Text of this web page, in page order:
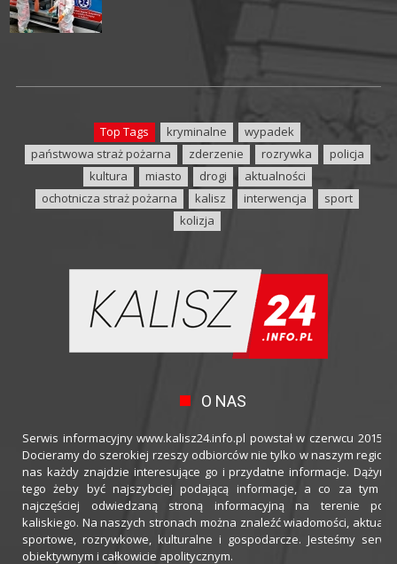
Top Tags kryminalne
wypadek
państwowa straż pożarna
zderzenie rozrywka
policja
kultura
miasto drogi
aktualności
ochotnicza straż pożarna
kalisz interwencja
sport
kolizja
O NAS
Serwis informacyjny www.kalisz24.info.pl powstał w czerwcu 2015
Docieramy do szerokiej rzeszy odbiorców nie tylko w naszym
nas każdy znajdzie interesujące go i przydatne informacje.
tego żeby być najszybciej podającą informacje, a co za tym
najczęściej odwiedzaną stroną informacyjną na terenie
kaliskiego. Na naszych stronach można znaleźć wiadomości,
sportowe, rozrywkowe, kulturalne i gospodarcze. Jesteśmy
obiektywnym i całkowicie apolitycznym.